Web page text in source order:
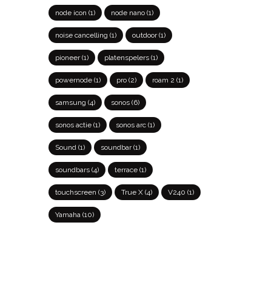
node icon (1) node nano (1)
noise cancelling (1) outdoor(1)
pioneer(1) platenspelers (1)
powernode (1) pro (2) roam 2 (1)
samsung (4) sonos (6)
sonos actie (1) sonos arc (1)
Sound (1) soundbar(1)
soundbars (4) terrace (1)
touchscreen (3) True X (4) V240 (1)
Yamaha (10)